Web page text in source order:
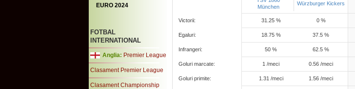
EURO 2024
FOTBAL
INTERNATIONAL
Anglia: Premier League
Clasament Premier League
Clasament Championship
München
Würzburger Kickers
Victorii: 31.25 % 0 %
Egaluri: 18.75 % 37.5 %
Infrangeri: 50 % 62.5 %
Goluri marcate: 1 /meci 0.56 /meci
Goluri primite: 1.31 /meci 1.56 /meci